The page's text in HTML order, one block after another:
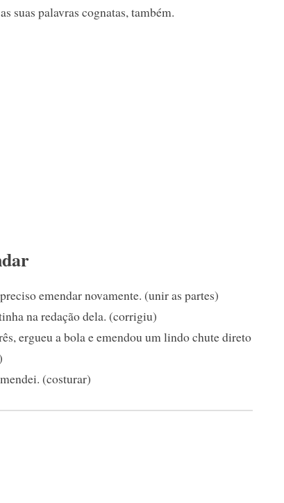
suas palavras cognatas, também.
emendar novamente. (unir as partes)
na redação dela. (corrigiu)
ergueu a bola e emendou um lindo chute direto
(costurar)